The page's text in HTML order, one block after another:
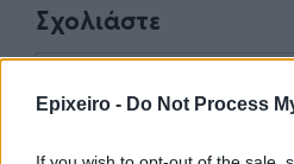
Epixeiro - Do Not Process
Σχολιάστε